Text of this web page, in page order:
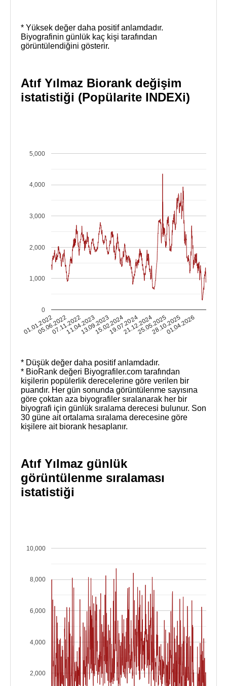
* Yüksek değer daha positif anlamdadır.
Biyografinin günlük kaç kişi tarafından
görüntülendiğini gösterir.
Atıf Yılmaz Biorank değişim
istatistiği (Popülarite INDEXi)
01.01.2022
05.06.2022
07.11.2022
11.04.2023
13.09.2023
15.02.2024
19.07.2024
21.12.2024
25.05.2025
28.10.2025
01.04.2026
0
1,000
2,000
3,000
4,000
5,000
* Düşük değer daha positif anlamdadır.
* BioRank değeri Biyografiler.com tarafından
kişilerin popülerlik derecelerine göre verilen bir
puandır. Her gün sonunda görüntülenme sayısına
göre çoktan aza biyografiler sıralanarak her bir
biyografi için günlük sıralama derecesi bulunur. Son
30 güne ait ortalama sıralama derecesine göre
kişilere ait biorank hesaplanır.
Atıf Yılmaz günlük
görüntülenme sıralaması
istatistiği
2,000
4,000
6,000
8,000
10,000